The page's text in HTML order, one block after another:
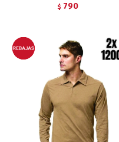
$ 790